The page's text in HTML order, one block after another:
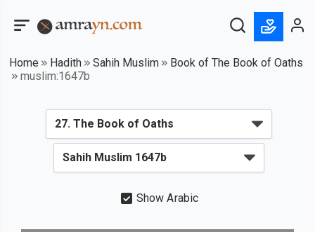
Home Hadith Sahih Muslim
Book of The Book of Oaths
muslim:1647b
Show Arabic